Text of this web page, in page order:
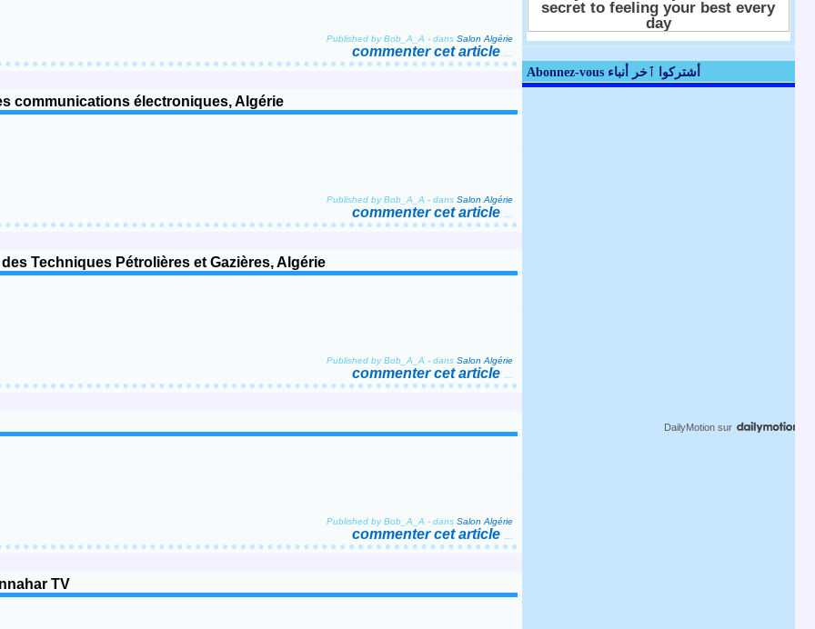
Published by Bob_A_A - dans Salon Algérie
commenter cet article
communications électroniques, Algérie
Published by Bob_A_A - dans Salon Algérie
commenter cet article
Techniques Pétrolières et Gazières, Algérie
Published by Bob_A_A - dans Salon Algérie
commenter cet article
Published by Bob_A_A - dans Salon Algérie
commenter cet article
TV
Abonnez-vous أشتركوا ٱخر أنباء
DailyMotion sur